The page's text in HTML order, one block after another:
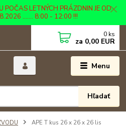
LETNÝCH PRÁZDNIN JE OD
....... 8:00 - 12:00 !!!
Menu
Hľadať
0 ks
za 0,00 EUR
APE T kus 26 x 26 x 26 lis